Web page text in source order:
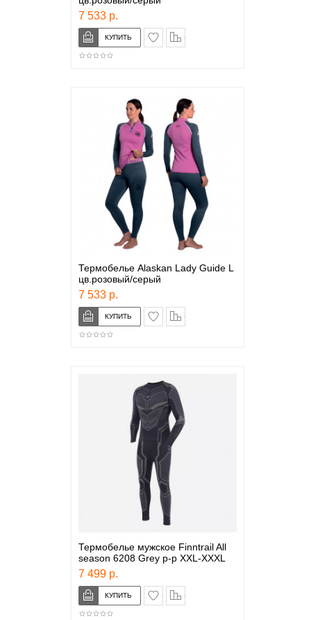
7 533 р.
в закладки
Термобелье Alaskan Lady Guide L
цв.розовый/серый
7 533 р.
в закладки
Термобелье мужское Finntrail All
season 6208 Grey р-р XXL-XXXL
7 499 р.
в закладки